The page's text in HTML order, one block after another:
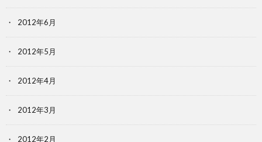
2012年6月
2012年5月
2012年4月
2012年3月
2012年2月